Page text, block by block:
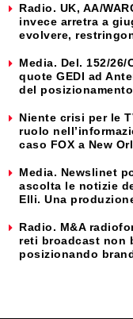
Radio. UK, AA/
invece arretra a
evolvere,
Media. Del. 152/
quote GEDI ad
del
Niente crisi per le
ruolo
caso FOX a New
Media. Newslinet
ascolta le notizie
Elli. Una
Radio. M&A
reti broadcast non
posizionando